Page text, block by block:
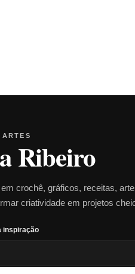
Ribeiro
crochê, gráficos, receitas,
criatividade em projetos
inspiração